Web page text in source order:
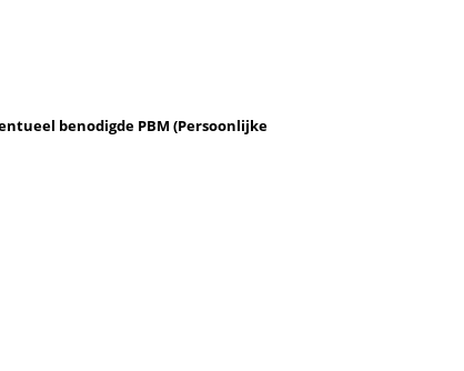
benodigde PBM (Persoonlijke